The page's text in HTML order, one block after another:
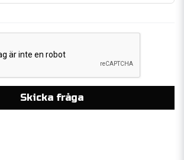
Skicka fråga